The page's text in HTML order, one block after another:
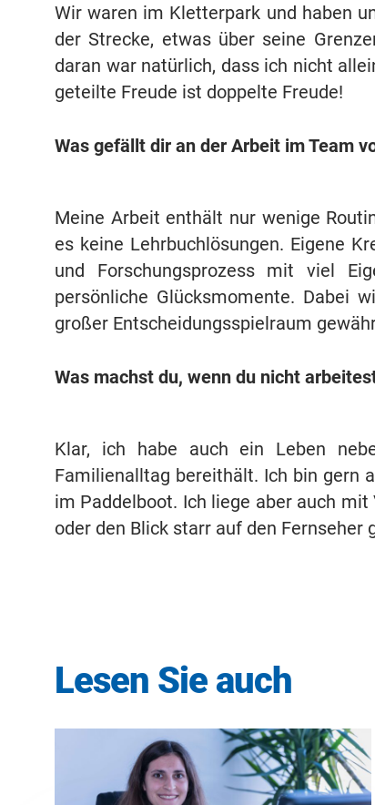
Wir waren im Kletterpark und haben
der Strecke, etwas über seine
daran war natürlich, dass ich nicht
geteilte Freude ist doppelte Freude!
Was gefällt dir an der Arbeit im Team
Meine Arbeit enthält nur wenige
es keine Lehrbuchlösungen. Eigene
und Forschungsprozess mit viel
persönliche Glücksmomente. Dabei
großer Entscheidungsspielraum
Was machst du, wenn du nicht
Klar, ich habe auch ein Leben
Familienalltag bereithält. Ich bin gern
im Paddelboot. Ich liege aber auch
oder den Blick starr auf den Fernseher
Lesen Sie auch